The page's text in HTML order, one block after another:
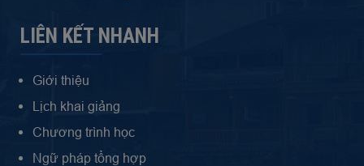
LIÊN KẾT NHANH
Giới thiệu
Lịch khai giảng
Chương trình học
Ngữ pháp tổng hợp